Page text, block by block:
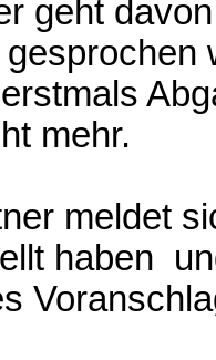
geht
mehr.
meldet
haben